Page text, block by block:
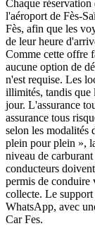
Chaque
l'aéroport de Fès-
Fès, afin que les
de leur heure
Comme cette offre
aucune option de
n'est requise. Les
illimités, tandis que
jour. L'assurance
assurance tous
selon les modalités
plein pour plein »,
niveau de
conducteurs
permis de conduire
collecte. Le
WhatsApp, avec
Car Fes.